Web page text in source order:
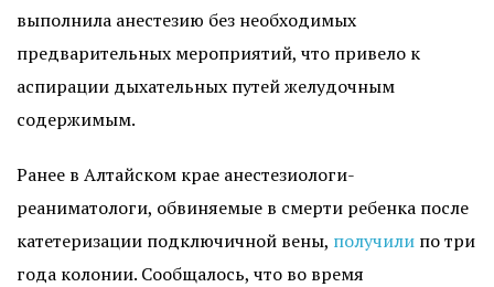
выполнила анестезию без необходимых
предварительных мероприятий, что привело к
аспирации дыхательных путей желудочным
содержимым.
Ранее в Алтайском крае анестезиологи-
реаниматологи, обвиняемые в смерти ребенка после
катетеризации подключичной вены, получили по три
года колонии. Сообщалось, что во время